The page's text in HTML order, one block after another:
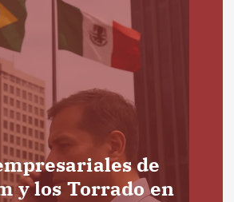
de
y los Torrado en